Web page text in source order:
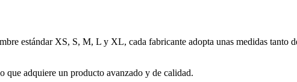
estándar XS, S, M, L y XL, cada fabricante adopta unas medidas tanto
que adquiere un producto avanzado y de calidad.